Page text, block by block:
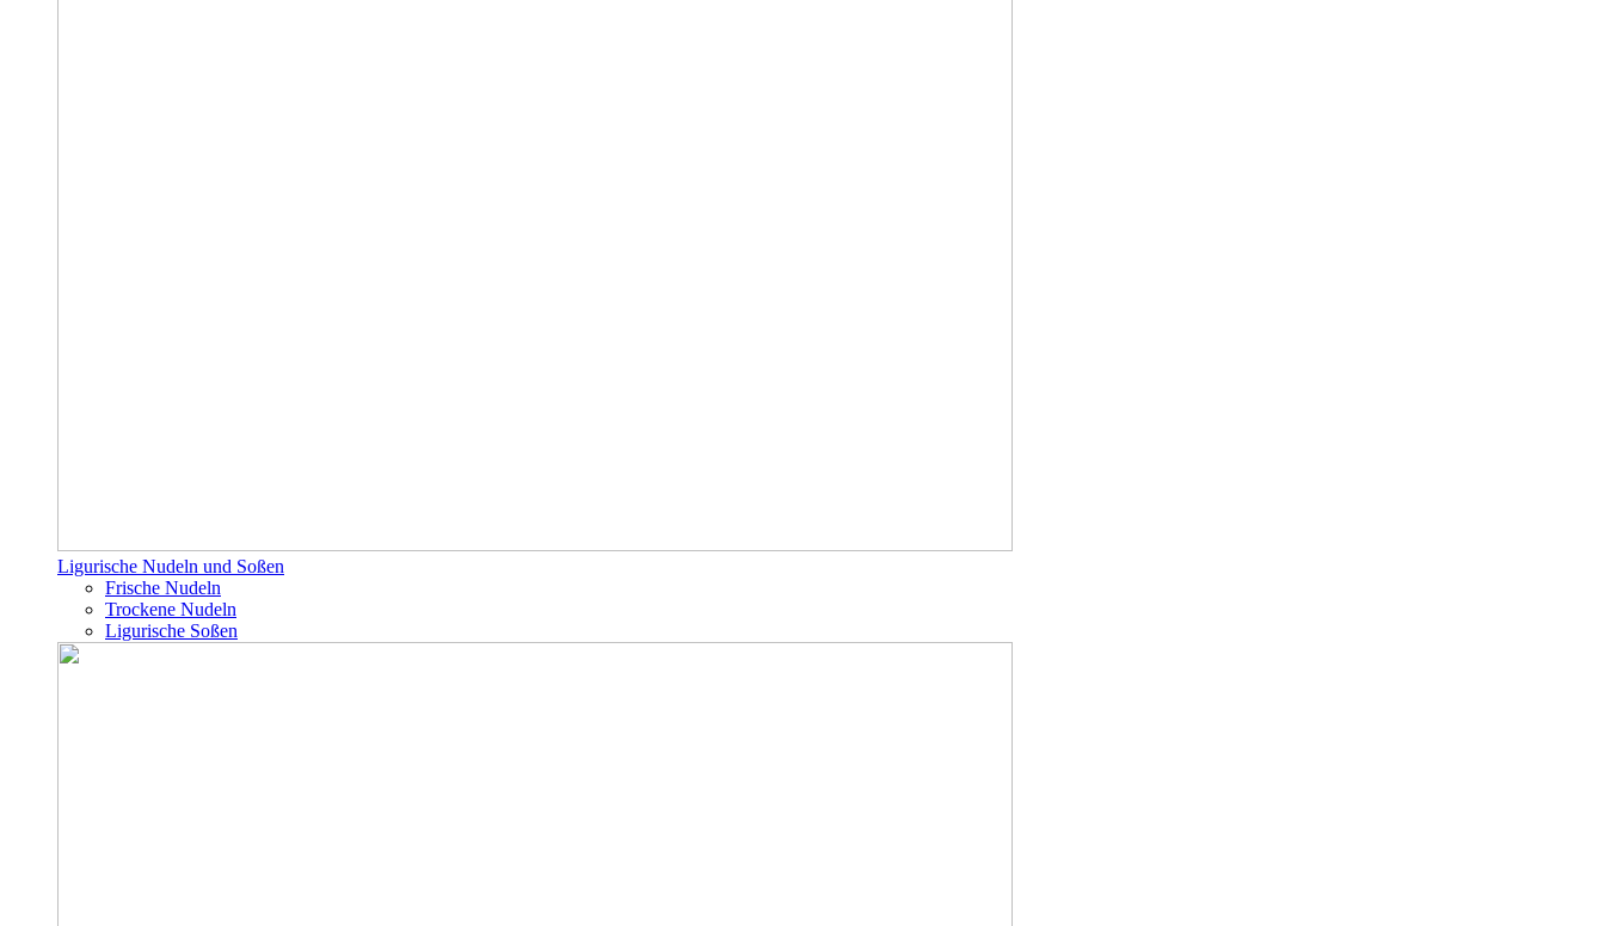
Ligurische Nudeln und Soßen
Frische Nudeln
Trockene Nudeln
Ligurische Soßen